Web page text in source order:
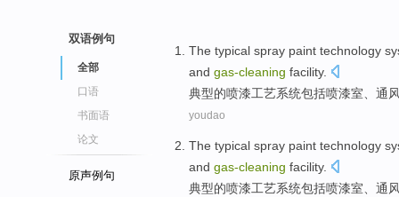
双语例句
全部
口语
书面语
论文
原声例句
The typical spray paint technology
and gas-cleaning facility.
典型的喷漆工艺系统包括喷漆室 通
youdao
The typical spray paint technology
and gas-cleaning facility.
典型的喷漆工艺系统包括喷漆室 通